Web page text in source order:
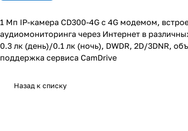
1 Мп IP-камера СD300-4G с 4G модемом,
аудиомониторинга через Интернет в
0.3 лк (день)/0.1 лк (ночь), DWDR, 2D/3DNR,
поддержка сервиса CamDrive
Назад к списку